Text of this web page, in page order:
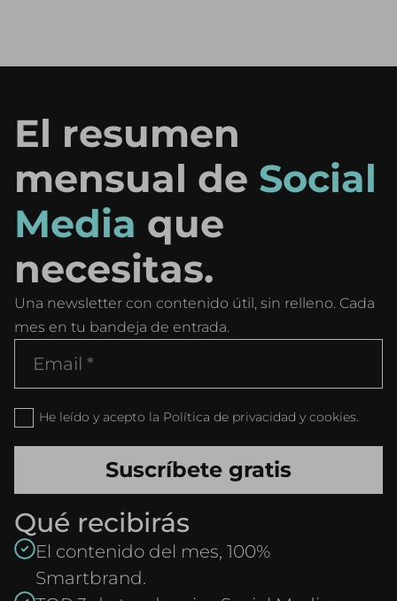
El resumen
mensual de Social
Media que
necesitas.
Una newsletter con contenido útil, sin relleno. Cada
mes en tu bandeja de entrada.
He leído y acepto la Política de privacidad y cookies.
Qué recibirás
El contenido del mes, 100%
Smartbrand.